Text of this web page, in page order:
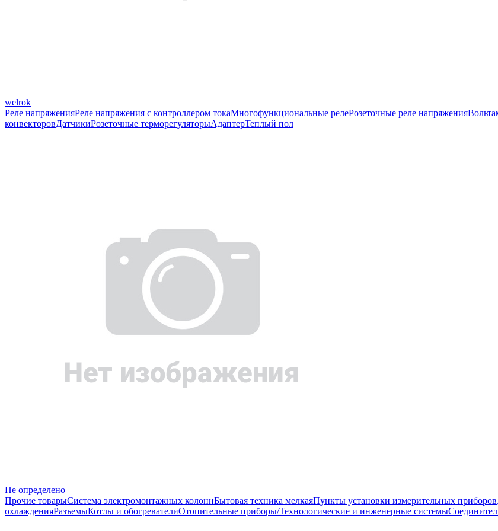
welrok
Реле напряженияРеле напряжения с контроллером токаМногофункциональные релеРозеточные реле напряжения
конвекторовДатчикиРозеточные терморегуляторыАдаптерТеплый пол
Не определено
Прочие товарыСистема электромонтажных колоннБытовая техника мелкаяПункты установки измерительных приборов
охлажденияРазъемыКотлы и обогревателиОтопительные приборы/Технологические и инженерные системы